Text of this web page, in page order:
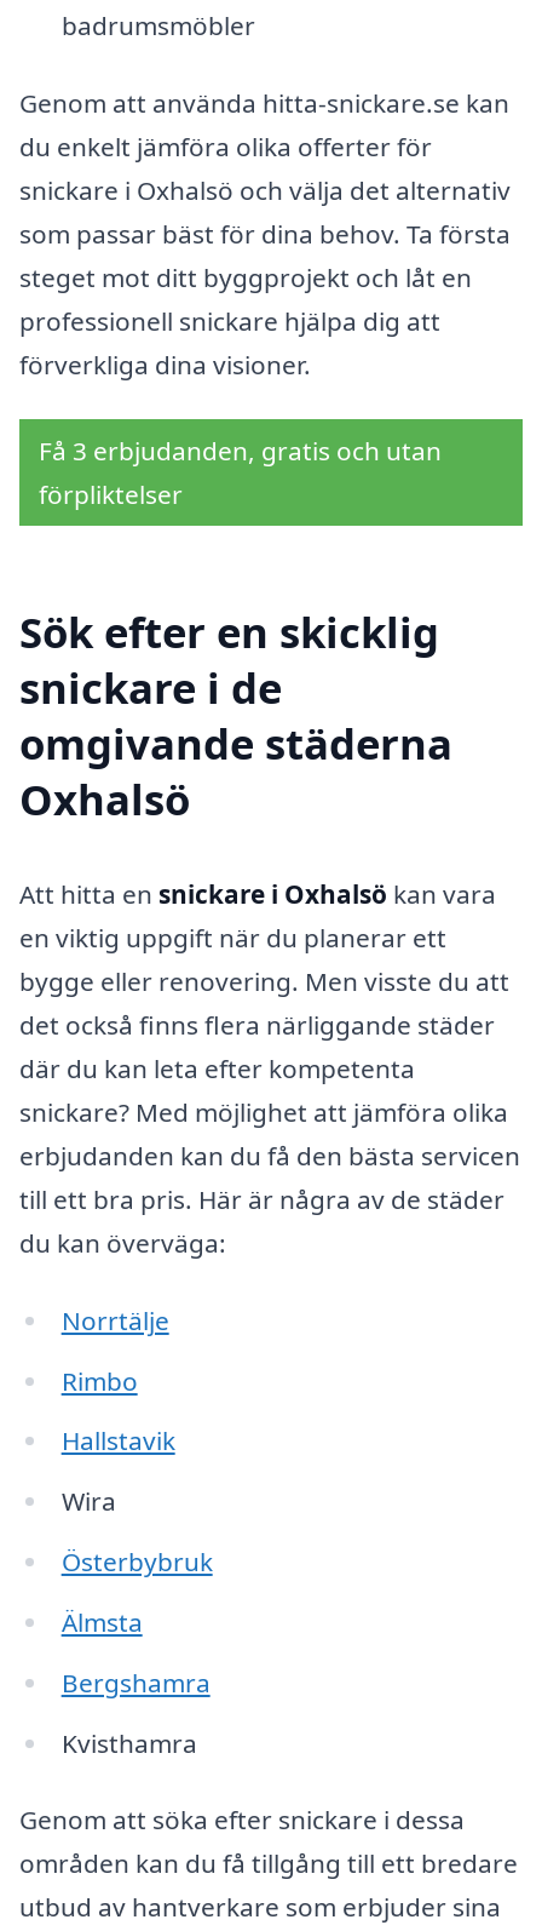
badrumsmöbler
Genom att använda hitta-snickare.se kan
du enkelt jämföra olika offerter för
snickare i Oxhalsö och välja det alternativ
som passar bäst för dina behov. Ta första
steget mot ditt byggprojekt och låt en
professionell snickare hjälpa dig att
förverkliga dina visioner.
Få 3 erbjudanden, gratis och utan
förpliktelser
Sök efter en skicklig
snickare i de
omgivande städerna
Oxhalsö
Att hitta en snickare i Oxhalsö kan vara
en viktig uppgift när du planerar ett
bygge eller renovering. Men visste du att
det också finns flera närliggande städer
där du kan leta efter kompetenta
snickare? Med möjlighet att jämföra olika
erbjudanden kan du få den bästa servicen
till ett bra pris. Här är några av de städer
du kan överväga:
Norrtälje
Rimbo
Hallstavik
Wira
Österbybruk
Älmsta
Bergshamra
Kvisthamra
Genom att söka efter snickare i dessa
områden kan du få tillgång till ett bredare
utbud av hantverkare som erbjuder sina